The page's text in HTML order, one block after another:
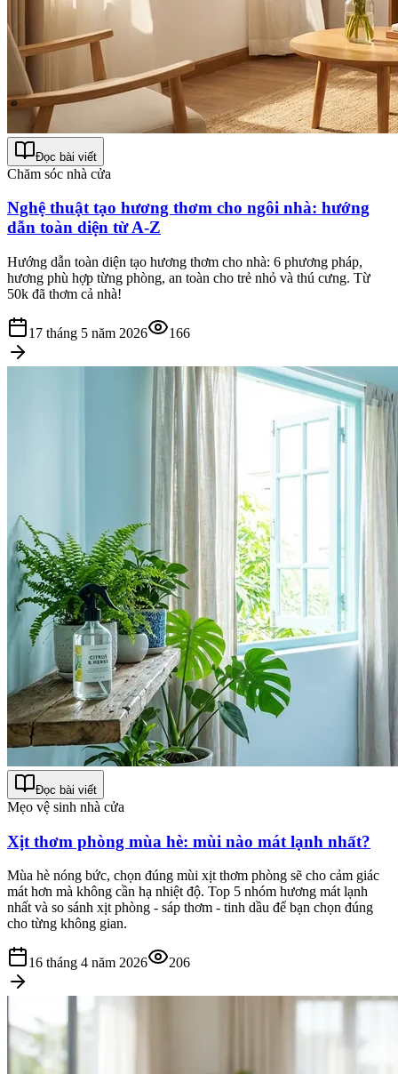
Đọc bài viết
Chăm sóc nhà cửa
Nghệ thuật tạo hương thơm cho ngôi nhà: hướng
dẫn toàn diện từ A-Z
Hướng dẫn toàn diện tạo hương thơm cho nhà: 6 phương pháp,
hương phù hợp từng phòng, an toàn cho trẻ nhỏ và thú cưng. Từ
50k đã thơm cả nhà!
17 tháng 5 năm 2026 166
Đọc bài viết
Mẹo vệ sinh nhà cửa
Xịt thơm phòng mùa hè: mùi nào mát lạnh nhất?
Mùa hè nóng bức, chọn đúng mùi xịt thơm phòng sẽ cho cảm giác
mát hơn mà không cần hạ nhiệt độ. Top 5 nhóm hương mát lạnh
nhất và so sánh xịt phòng - sáp thơm - tinh dầu để bạn chọn đúng
cho từng không gian.
16 tháng 4 năm 2026 206